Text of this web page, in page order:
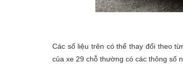
Các số liệu trên có thể thay đổi theo
của xe 29 chỗ thường có các thông số